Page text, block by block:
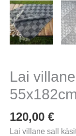
Lai
55x182cm
120,00 €
Lai villane sall